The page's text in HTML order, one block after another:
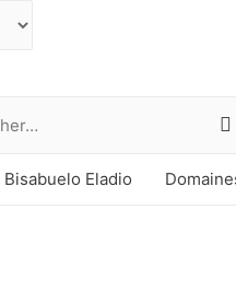
Bisabuelo Eladio